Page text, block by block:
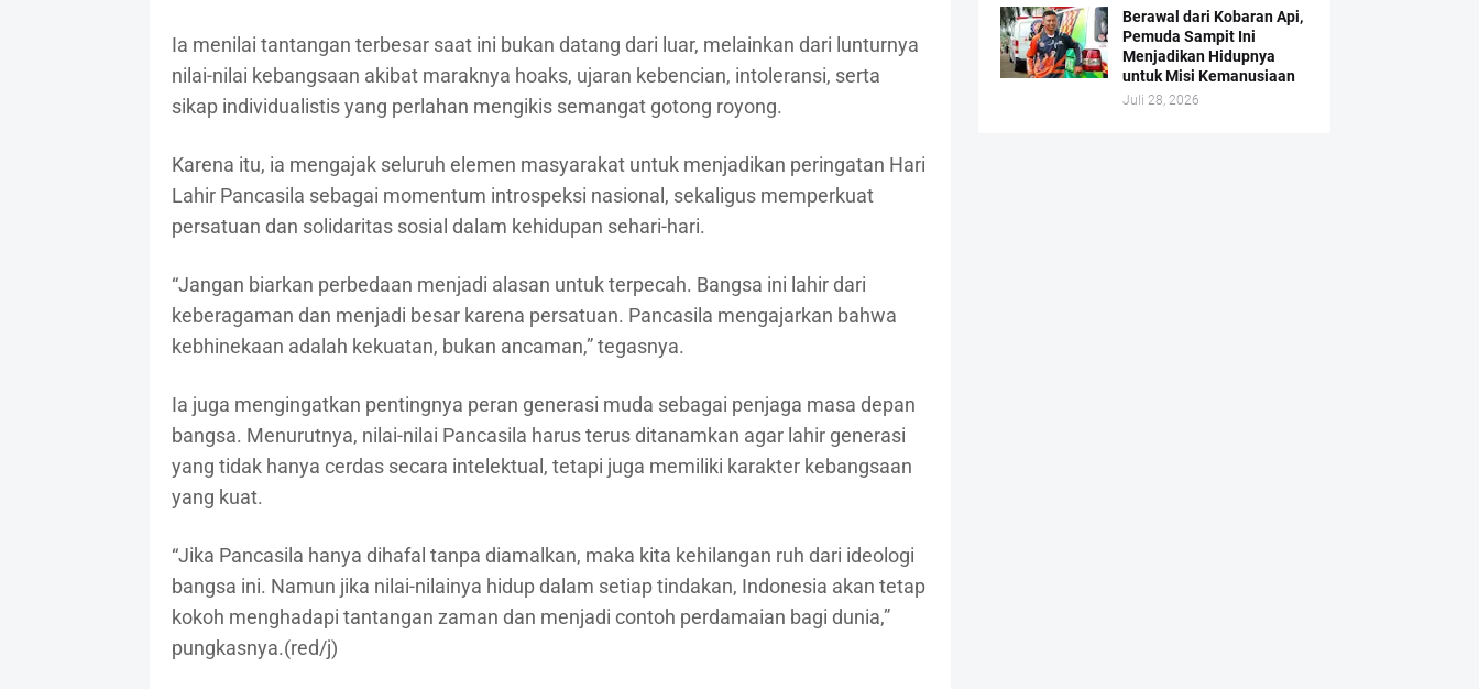
Ia menilai tantangan terbesar saat ini bukan datang dari luar, melainkan dari lunturnya
nilai-nilai kebangsaan akibat maraknya hoaks, ujaran kebencian, intoleransi, serta
sikap individualistis yang perlahan mengikis semangat gotong royong.
Karena itu, ia mengajak seluruh elemen masyarakat untuk menjadikan peringatan Hari
Lahir Pancasila sebagai momentum introspeksi nasional, sekaligus memperkuat
persatuan dan solidaritas sosial dalam kehidupan sehari-hari.
“Jangan biarkan perbedaan menjadi alasan untuk terpecah. Bangsa ini lahir dari
keberagaman dan menjadi besar karena persatuan. Pancasila mengajarkan bahwa
kebhinekaan adalah kekuatan, bukan ancaman,” tegasnya.
Ia juga mengingatkan pentingnya peran generasi muda sebagai penjaga masa depan
bangsa. Menurutnya, nilai-nilai Pancasila harus terus ditanamkan agar lahir generasi
yang tidak hanya cerdas secara intelektual, tetapi juga memiliki karakter kebangsaan
yang kuat.
“Jika Pancasila hanya dihafal tanpa diamalkan, maka kita kehilangan ruh dari ideologi
bangsa ini. Namun jika nilai-nilainya hidup dalam setiap tindakan, Indonesia akan tetap
kokoh menghadapi tantangan zaman dan menjadi contoh perdamaian bagi dunia,”
pungkasnya.(red/j)
Berawal dari Kobaran Api,
Pemuda Sampit Ini
Menjadikan Hidupnya
untuk Misi Kemanusiaan
Juli 28, 2026